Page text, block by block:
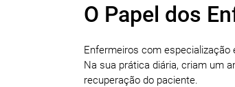
O Papel dos
Enfermeiros com
Na sua prática diária, criam um
recuperação do paciente.